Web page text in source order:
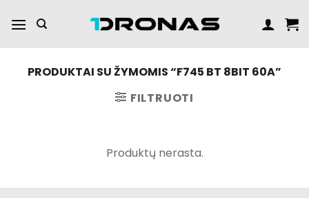
turinį
PRODUKTAI SU ŽYMOMIS “F745 BT 8BIT 60A”
FILTRUOTI
Produktų nerasta.